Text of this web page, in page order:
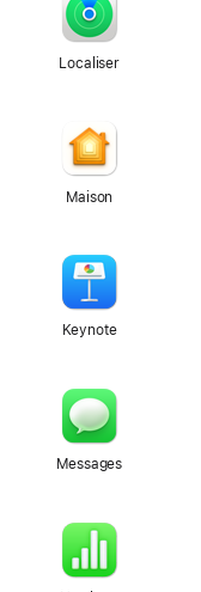
Localiser
Maison
Keynote
Messages